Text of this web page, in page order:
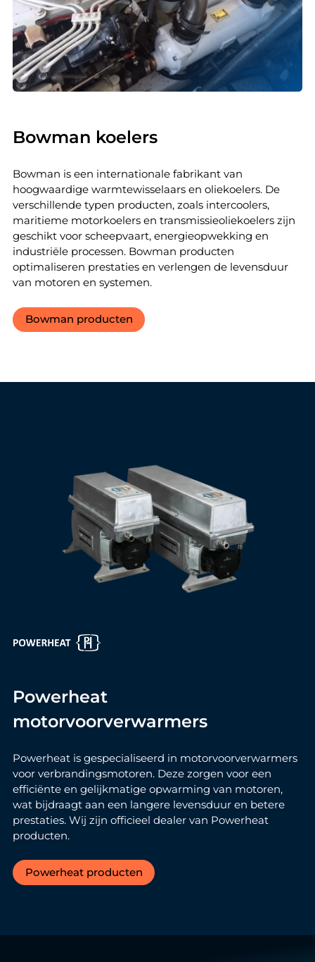
Bowman koelers
Bowman is een internationale fabrikant van
hoogwaardige warmtewisselaars en oliekoelers. De
verschillende typen producten, zoals intercoolers,
maritieme motorkoelers en transmissieoliekoelers zijn
geschikt voor scheepvaart, energieopwekking en
industriële processen. Bowman producten
optimaliseren prestaties en verlengen de levensduur
van motoren en systemen.
Bowman producten
Powerheat
motorvoorverwarmers
Powerheat is gespecialiseerd in motorvoorverwarmers
voor verbrandingsmotoren. Deze zorgen voor een
efficiënte en gelijkmatige opwarming van motoren,
wat bijdraagt aan een langere levensduur en betere
prestaties. Wij zijn officieel dealer van Powerheat
producten.
Powerheat producten